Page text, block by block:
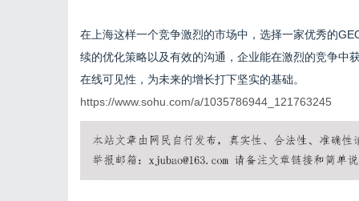
在上海这样一个竞争激烈的市场中，选择一家优秀的
续的优化策略以及有效的沟通，企业能在激烈的竞争中
在线可见性，为未来的增长打下坚实的基础。
https://www.sohu.com/a/1035786944_121763245